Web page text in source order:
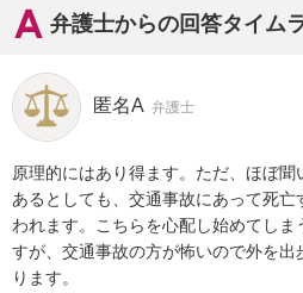
弁護士からの回答タイム
匿名A 弁護士
原理的にはあり得ます。ただ、ほぼ
あるとしても、交通事故にあって死
われます。こちらを心配し始めてし
すが、交通事故の方が怖いので外を
ります。